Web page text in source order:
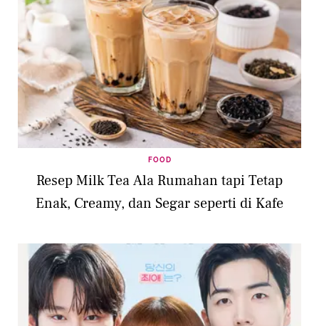
FOOD
Resep Milk Tea Ala Rumahan tapi Tetap
Enak, Creamy, dan Segar seperti di Kafe